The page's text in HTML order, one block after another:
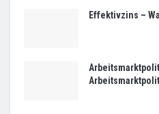
Effektivzins –